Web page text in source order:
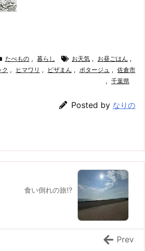
たべもの , 暮らし お天気 , お昼ごはん ,
, ヒマワリ , ピザまん , ポタージュ , 佐倉市
, 千葉県
Posted by なりの
食い倒れの旅!?
Prev